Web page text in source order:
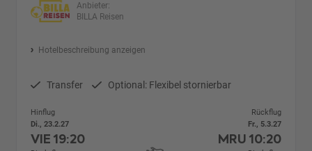
Anbieter:
BILLA Reisen
Hotelbeschreibung anzeigen
Transfer Optional: Flexibel stornierbar
Hinflug
Di., 23.2.27
VIE19:20
Rückflug
Fr., 5.3.27
MRU 10:20